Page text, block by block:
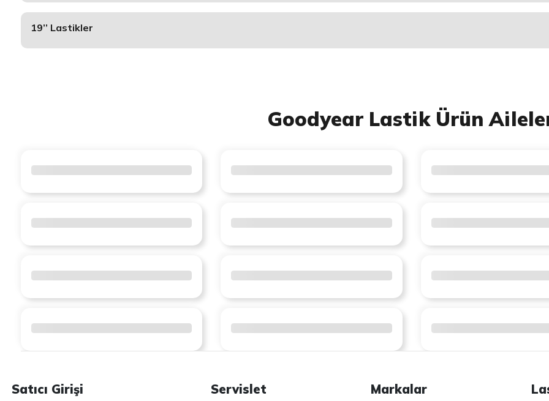
19’’ Lastikler
Goodyear Lastik Ürün
Satıcı Girişi Servislet Markalar